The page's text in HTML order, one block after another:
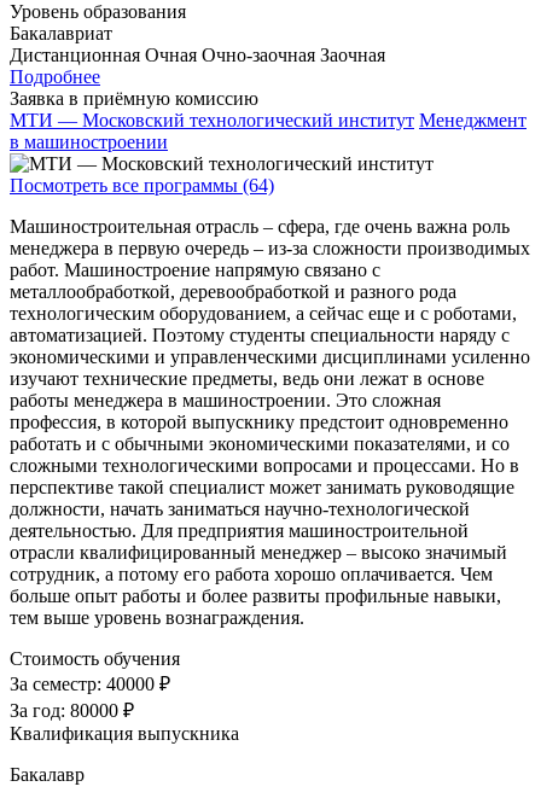
Уровень образования
Бакалавриат
Дистанционная Очная Очно-заочная Заочная
Подробнее
Заявка в приёмную комиссию
МТИ — Московский технологический институт Менеджмент
в машиностроении
Посмотреть все программы (64)
Машиностроительная отрасль – сфера, где очень важна роль
менеджера в первую очередь – из-за сложности производимых
работ. Машиностроение напрямую связано с
металлообработкой, деревообработкой и разного рода
технологическим оборудованием, а сейчас еще и с роботами,
автоматизацией. Поэтому студенты специальности наряду с
экономическими и управленческими дисциплинами усиленно
изучают технические предметы, ведь они лежат в основе
работы менеджера в машиностроении. Это сложная
профессия, в которой выпускнику предстоит одновременно
работать и с обычными экономическими показателями, и со
сложными технологическими вопросами и процессами. Но в
перспективе такой специалист может занимать руководящие
должности, начать заниматься научно-технологической
деятельностью. Для предприятия машиностроительной
отрасли квалифицированный менеджер – высоко значимый
сотрудник, а потому его работа хорошо оплачивается. Чем
больше опыт работы и более развиты профильные навыки,
тем выше уровень вознаграждения.
Стоимость обучения
За семестр: 40000 ₽
За год: 80000 ₽
Квалификация выпускника
Бакалавр